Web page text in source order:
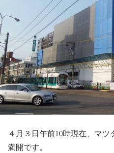
４月３日午前10時現在、マ
満開です。